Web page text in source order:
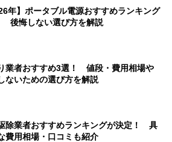
年】ポータブル電源おすすめランキング
後悔しない選び方を解説
業者おすすめ3選！ 値段・費用相場や
ないための選び方を解説
除業者おすすめランキングが決定！ 具
費用相場・口コミも紹介